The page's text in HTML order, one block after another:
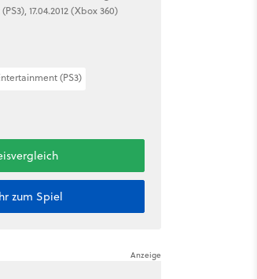
17.04.2012 (Xbox 360)
(PS3)
zum Spiel